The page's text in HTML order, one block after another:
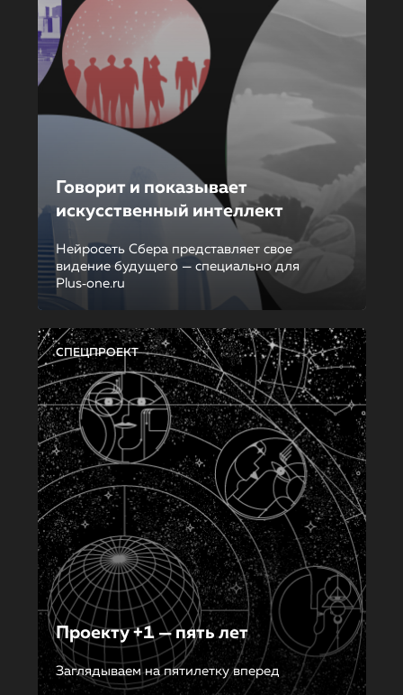
Говорит и показывает
искусственный интеллект
Нейросеть Сбера представляет свое
видение будущего — специально для
Plus‑one.ru
СПЕЦПРОЕКТ
Проекту +1 — пять лет
Заглядываем на пятилетку вперед